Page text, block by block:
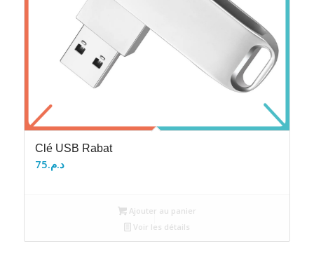
Clé USB Rabat
د.م.75
Ajouter au panier
Voir les détails